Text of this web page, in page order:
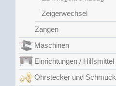
Zeigerwechsel
Zangen
Maschinen
Einrichtungen / Hilfsmittel
Ohrstecker und Schmuck